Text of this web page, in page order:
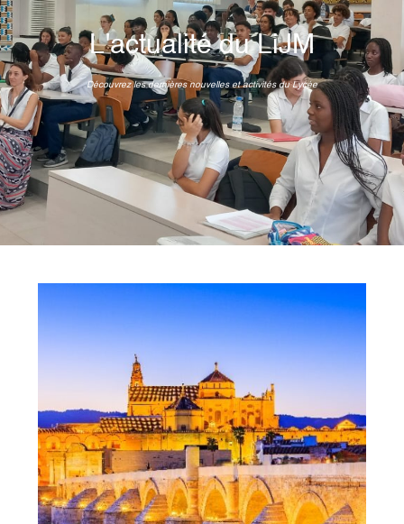
L'actualité du LiJM
Découvrez les dernières nouvelles et activités du Lycée